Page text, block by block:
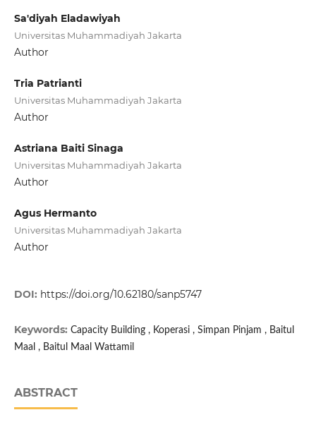
Sa'diyah Eladawiyah
Universitas Muhammadiyah Jakarta
Author
Tria Patrianti
Universitas Muhammadiyah Jakarta
Author
Astriana Baiti Sinaga
Universitas Muhammadiyah Jakarta
Author
Agus Hermanto
Universitas Muhammadiyah Jakarta
Author
DOI: https://doi.org/10.62180/sanp5747
Keywords: Capacity Building , Koperasi , Simpan Pinjam , Baitul
Maal , Baitul Maal Wattamil
ABSTRACT